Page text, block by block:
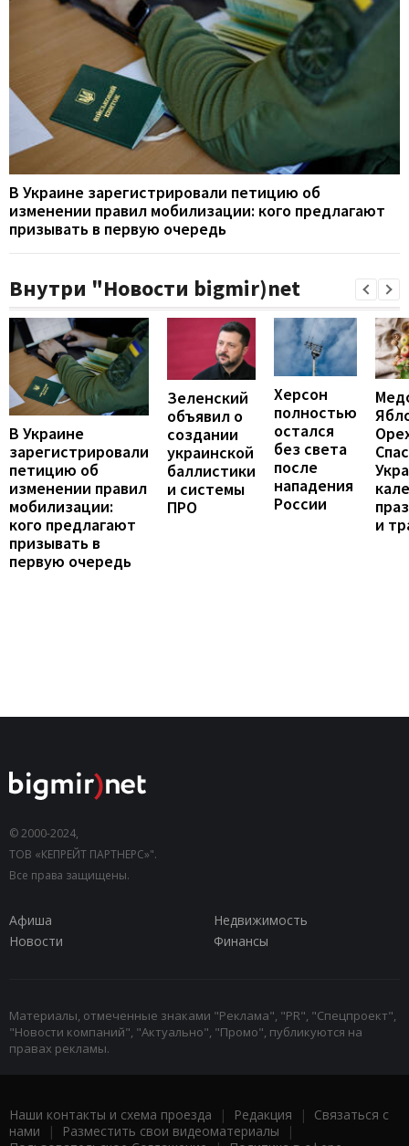
В Украине зарегистрировали петицию об
изменении правил мобилизации: кого предлагают
призывать в первую очередь
Внутри "Новости bigmir)net
В Украине
зарегистрировали
петицию об
изменении правил
мобилизации:
кого предлагают
призывать в
первую очередь
Зеленский
объявил о
создании
украинской
баллистики
и системы
ПРО
Херсон
полностью
остался
без света
после
нападения
России
и
© 2000-2024,
ТОВ «КЕПРЕЙТ ПАРТНЕРС»".
Все права защищены.
Афиша
Недвижимость
Новости
Финансы
Материалы, отмеченные знаками "Реклама", "PR", "Спецпроект",
"Новости компаний", "Актуально", "Промо", публикуются на
правах рекламы.
Наши контакты и схема проезда | Редакция | Связаться с
нами | Разместить свои видеоматериалы |